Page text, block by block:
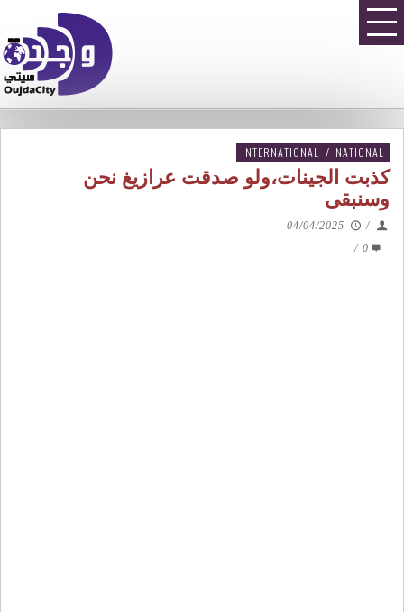
INTERNATIONAL / NATIONAL
كذبت الجينات،ولو صدقت عرازيغ نحن
وسنبقى
/
04/04/2025
0
/